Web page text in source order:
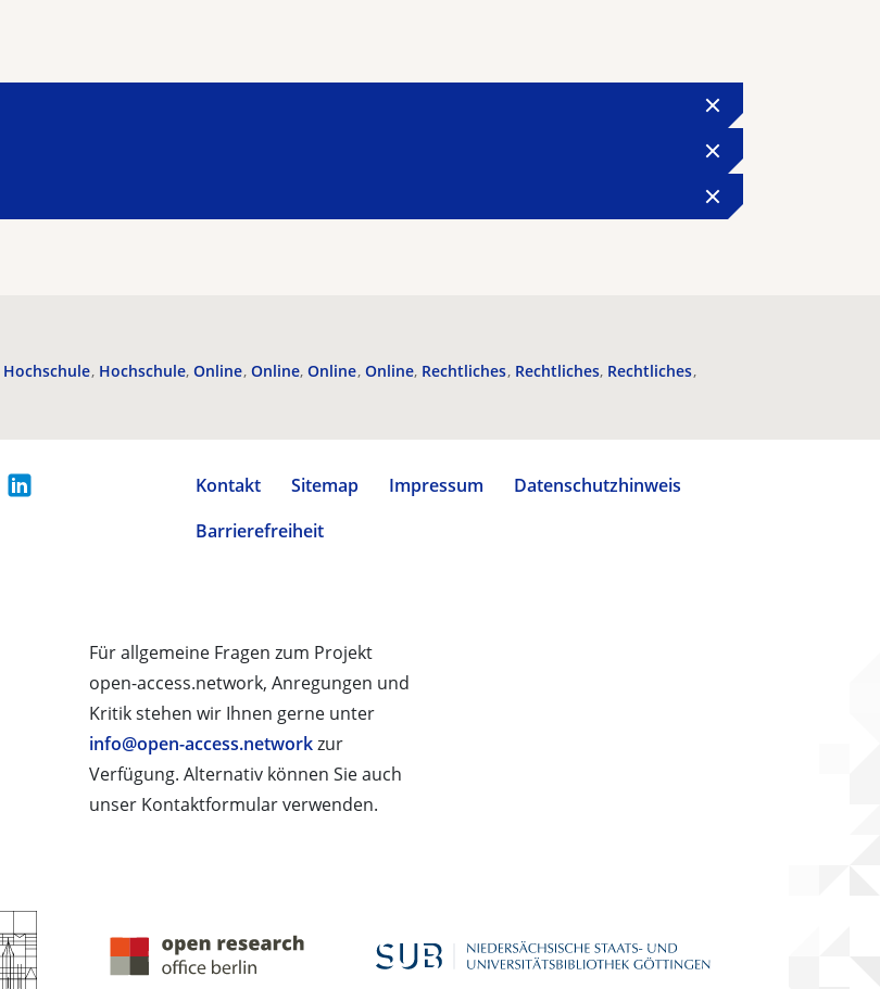
Hochschule Hochschule Online Online Online Online Rechtliches Rechtliches Rechtliches
Kontakt Sitemap Impressum
Datenschutzhinweis
Barrierefreiheit
Für allgemeine Fragen zum Projekt
open-access.network, Anregungen und
Kritik stehen wir Ihnen gerne unter
info@open-access.networkzur
Verfügung. Alternativ können Sie auch
unser Kontaktformular verwenden.